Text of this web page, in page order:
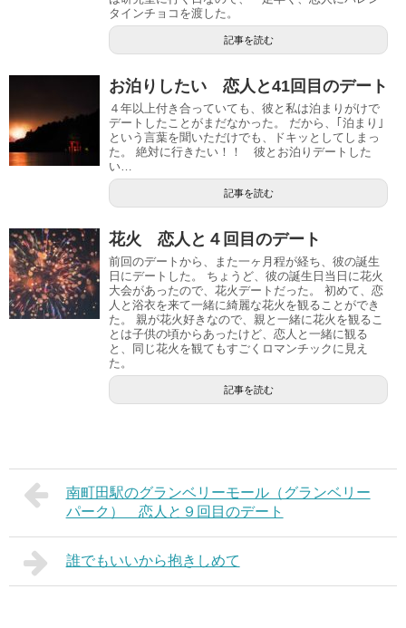
タインチョコを渡した。
記事を読む
お泊りしたい 恋人と41回目のデート
４年以上付き合っていても、彼と私は泊まりがけで
デートしたことがまだなかった。 だから、｢泊まり｣
という言葉を聞いただけでも、ドキッとしてしまっ
た。 絶対に行きたい！！ 彼とお泊りデートした
い…
記事を読む
花火 恋人と４回目のデート
前回のデートから、また一ヶ月程が経ち、彼の誕生
日にデートした。 ちょうど、彼の誕生日当日に花火
大会があったので、花火デートだった。 初めて、恋
人と浴衣を来て一緒に綺麗な花火を観ることができ
た。 親が花火好きなので、親と一緒に花火を観るこ
とは子供の頃からあったけど、恋人と一緒に観る
と、同じ花火を観てもすごくロマンチックに見え
た。
記事を読む
南町田駅のグランベリーモール（グランベリー
パーク） 恋人と９回目のデート
誰でもいいから抱きしめて